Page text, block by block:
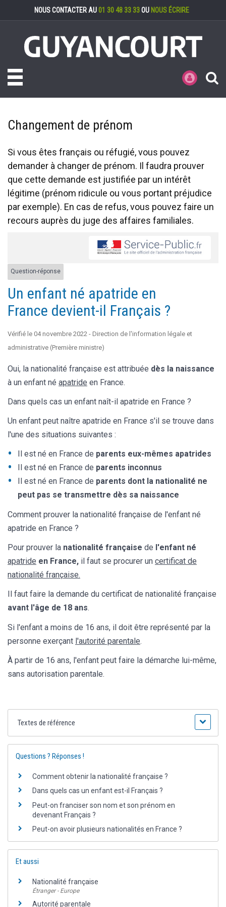
NOUS CONTACTER AU 01 30 48 33 33OU NOUS ÉCRIRE
Toggle navigation MES
Changement de prénom
Si vous êtes français ou réfugié, vous pouvez
demander à changer de prénom. Il faudra prouver
que cette demande est justifiée par un intérêt
légitime (prénom ridicule ou vous portant préjudice
par exemple). En cas de refus, vous pouvez faire un
recours auprès du juge des affaires familiales.
Question-réponse
Un enfant né apatride en
France devient-il Français ?
Vérifié le 04 novembre 2022 - Direction de l'information légale et
administrative (Première ministre)
Oui, la nationalité française est attribuée dès la naissance
à un enfant né apatride en France.
Dans quels cas un enfant naît-il apatride en France ?
Un enfant peut naître apatride en France s'il se trouve dans
l'une des situations suivantes :
Il est né en France de parents eux-mêmes apatrides
Il est né en France de parents inconnus
Il est né en France de parents dont la nationalité ne
peut pas se transmettre dès sa naissance
Comment prouver la nationalité française de l'enfant né
apatride en France ?
Pour prouver la nationalité française de l'enfant né
apatride en France, il faut se procurer un certificat de
nationalité française.
Il faut faire la demande du certificat de nationalité française
avant l'âge de 18 ans.
Si l'enfant a moins de 16 ans, il doit être représenté par la
personne exerçant l'autorité parentale.
À partir de 16 ans, l'enfant peut faire la démarche lui-même,
sans autorisation parentale.
Textes de référence
Questions ? Réponses !
Comment obtenir la nationalité française ?
Dans quels cas un enfant est-il Français ?
Peut-on franciser son nom et son prénom en
devenant Français ?
Peut-on avoir plusieurs nationalités en France ?
Et aussi
Nationalité française
Étranger - Europe
Autorité parentale